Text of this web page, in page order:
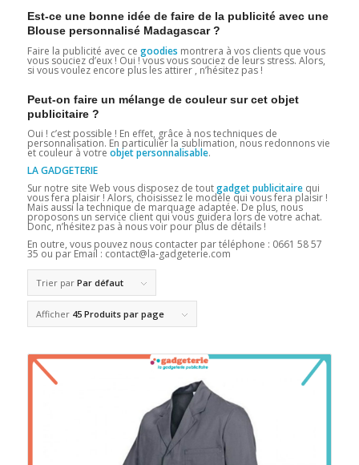
Est-ce une bonne idée de faire de la publicité avec une
Blouse personnalisé Madagascar ?
Faire la publicité avec ce goodies montrera à vos clients que vous
vous souciez d’eux ! Oui ! vous vous souciez de leurs stress. Alors,
si vous voulez encore plus les attirer , n’hésitez pas !
Peut-on faire un mélange de couleur sur cet objet
publicitaire ?
Oui ! c’est possible ! En effet, grâce à nos techniques de
personnalisation. En particulier la sublimation, nous redonnons vie
et couleur à votre objet personnalisable.
LA GADGETERIE
Sur notre site Web vous disposez de toutgadget publicitairequi
vous fera plaisir ! Alors, choisissez le modèle qui vous fera plaisir !
Mais aussi la technique de marquage adaptée. De plus, nous
proposons un service client qui vous guidera lors de votre achat.
Donc, n’hésitez pas à nous voir pour plus de détails !
En outre, vous pouvez nous contacter par téléphone : 0661 58 57
35 ou par Email : contact@la-gadgeterie.com
Trier par Par défaut
Afficher 45 Produits par page